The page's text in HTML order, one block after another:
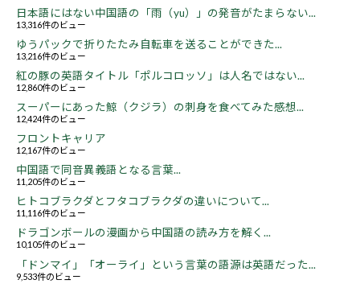
日本語にはない中国語の「雨（yu）」の発音がたまらない...
13,316件のビュー
ゆうパックで折りたたみ自転車を送ることができた...
13,216件のビュー
紅の豚の英語タイトル「ポルコロッソ」は人名ではない...
12,860件のビュー
スーパーにあった鯨（クジラ）の刺身を食べてみた感想...
12,424件のビュー
フロントキャリア
12,167件のビュー
中国語で同音異義語となる言葉...
11,205件のビュー
ヒトコブラクダとフタコブラクダの違いについて...
11,116件のビュー
ドラゴンボールの漫画から中国語の読み方を解く...
10,105件のビュー
「ドンマイ」「オーライ」という言葉の語源は英語だった...
9,533件のビュー